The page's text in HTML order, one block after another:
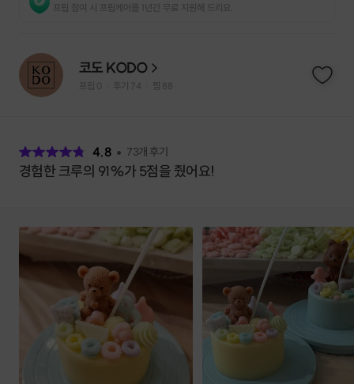
프립 참여 시 프립케어를 1년간 무료 지원해 드리요.
코도 KODO
프립 0 후기 74 찜 88
4.8 73개 후기
경험한 크루의 91%가 5점을 줬어요!